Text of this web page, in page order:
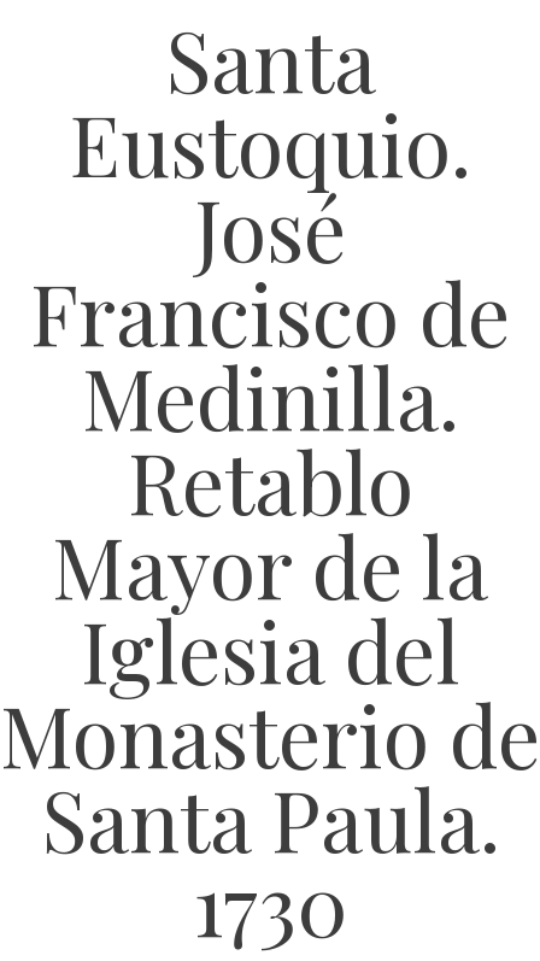
Santa
Eustoquio.
José
Francisco de
Medinilla.
Retablo
Mayor de la
Iglesia del
Monasterio de
Santa Paula.
1730